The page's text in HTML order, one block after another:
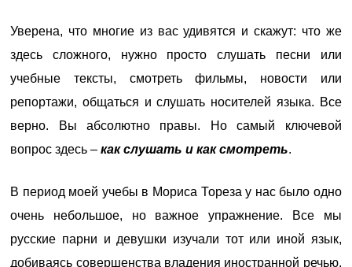
Уверена, что многие из вас удивятся и скажут: что же
здесь сложного, нужно просто слушать песни или
учебные тексты, смотреть фильмы, новости или
репортажи, общаться и слушать носителей языка. Все
верно. Вы абсолютно правы. Но самый ключевой
вопрос здесь –как слушать и как смотреть.
В период моей учебы в Мориса Тореза у нас было одно
очень небольшое, но важное упражнение. Все мы
русские парни и девушки изучали тот или иной язык,
добиваясь совершенства владения иностранной речью.